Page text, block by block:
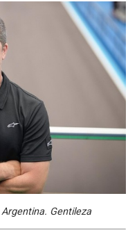
Gentileza